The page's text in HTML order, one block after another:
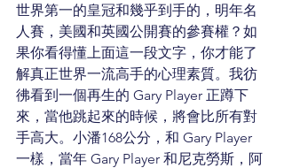
世界第一的皇冠和幾乎到手的，明年名
人賽，美國和英國公開賽的參賽權？如
果你看得懂上面這一段文字，你才能了
解真正世界一流高手的心理素質。我彷
彿看到一個再生的 Gary Player 正蹲下
來，當他跳起來的時候，將會比所有對
手高大。小潘168公分，和 Gary Player
一樣，當年 Gary Player 和尼克勞斯，阿